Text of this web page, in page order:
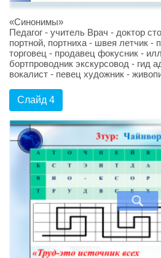
«Синонимы»
Педагог - учитель Врач - доктор
портной, портниха - швея летчик -
торговец - продавец фокусник -
бортпроводник экскурсовод - гид
вокалист - певец художник -
Слайд 4